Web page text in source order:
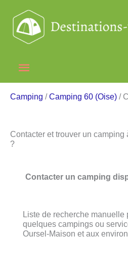
contenu
Menu
principal
Camping /Camping 60 (Oise) /
Contacter et trouver un
?
Contacter un camping
Liste de recherche manuelle
quelques campings ou
Oursel-Maison et aux